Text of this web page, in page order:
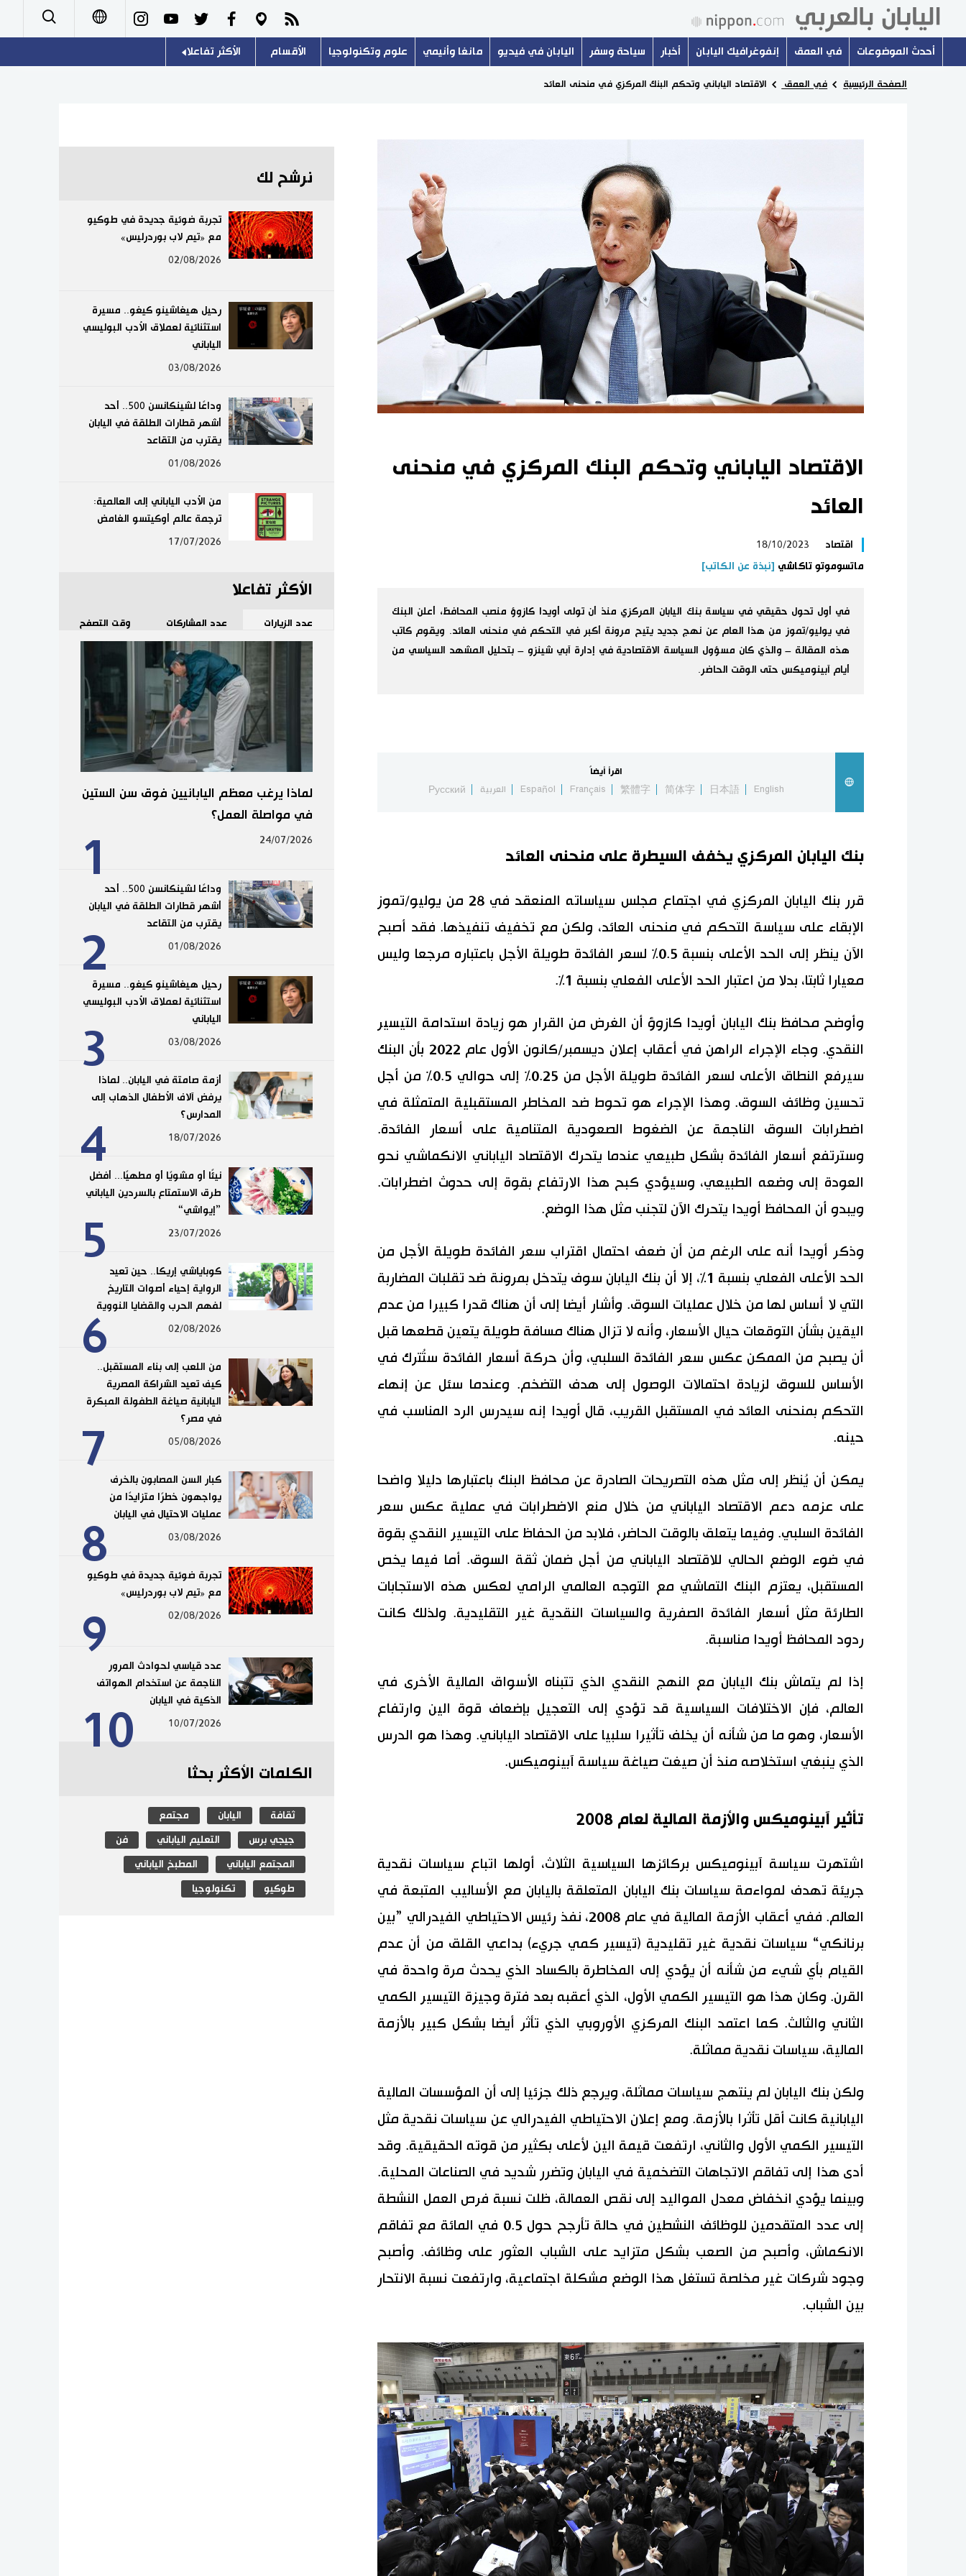
أحدث الموضوعات في العمق إنفوغرافيك اليابان أخبار سياحة وسفر اليابان في فيديو مانغا وأنيمي علوم وتكنولوجيا الأقسام
اقتصاد
ثقافة
لايف ستايل
إعلان
الأكثر تفاعلا
الصفحة الرئيسية في العمق الاقتصاد الياباني وتحكم البنك المركزي في منحنى العائد
الاقتصاد الياباني وتحكم البنك المركزي في منحنى
العائد
اقتصاد
18/10/2023
ماتسوموتو تاكاشي [نبذة عن الكاتب]
في أول تحول حقيقي في سياسة بنك اليابان المركزي منذ أن تولى أويدا كازوؤ منصب المحافظ، أعلن البنك
في يوليو/تموز من هذا العام عن نهج جديد يتيح مرونة أكبر في التحكم في منحنى العائد. ويقوم كاتب
هذه المقالة – والذي كان مسؤول السياسة الاقتصادية في إدارة آبي شينزو – بتحليل المشهد السياسي من
أيام آبينوميكس حتى الوقت الحاضر.
اقرأ أيضاً
English
日本語
简体字
繁體字
Français
Español العربية Русский
بنك اليابان المركزي يخفف السيطرة على منحنى العائد
قرر بنك اليابان المركزي في اجتماع مجلس سياساته المنعقد في 28 من يوليو/تموز
الإبقاء على سياسة التحكم في منحنى العائد، ولكن مع تخفيف تنفيذها. فقد أصبح
الآن ينظر إلى الحد الأعلى بنسبة 0.5% لسعر الفائدة طويلة الأجل باعتباره مرجعا وليس
معيارا ثابتا، بدلا من اعتبار الحد الأعلى الفعلي بنسبة 1%.
وأوضح محافظ بنك اليابان أويدا كازوؤ أن الغرض من القرار هو زيادة استدامة التيسير
النقدي. وجاء الإجراء الراهن في أعقاب إعلان ديسمبر/كانون الأول عام 2022 بأن البنك
سيرفع النطاق الأعلى لسعر الفائدة طويلة الأجل من 0.25% إلى حوالي 0.5% من أجل
تحسين وظائف السوق. وهذا الإجراء هو تحوط ضد المخاطر المستقبلية المتمثلة في
اضطرابات السوق الناجمة عن الضغوط الصعودية المتنامية على أسعار الفائدة.
وسترتفع أسعار الفائدة بشكل طبيعي عندما يتحرك الاقتصاد الياباني الانكماشي نحو
العودة إلى وضعه الطبيعي، وسيؤدي كبح هذا الارتفاع بقوة إلى حدوث اضطرابات.
ويبدو أن المحافظ أويدا يتحرك الآن لتجنب مثل هذا الوضع.
وذكر أويدا أنه على الرغم من أن ضعف احتمال اقتراب سعر الفائدة طويلة الأجل من
الحد الأعلى الفعلي بنسبة 1%، إلا أن بنك اليابان سوف يتدخل بمرونة ضد تقلبات المضاربة
التي لا أساس لها من خلال عمليات السوق. وأشار أيضا إلى أن هناك قدرا كبيرا من عدم
اليقين بشأن التوقعات حيال الأسعار، وأنه لا تزال هناك مسافة طويلة يتعين قطعها قبل
أن يصبح من الممكن عكس سعر الفائدة السلبي، وأن حركة أسعار الفائدة ستُترك في
الأساس للسوق لزيادة احتمالات الوصول إلى هدف التضخم. وعندما سئل عن إنهاء
التحكم بمنحنى العائد في المستقبل القريب، قال أويدا إنه سيدرس الرد المناسب في
حينه.
يمكن أن يُنظر إلى مثل هذه التصريحات الصادرة عن محافظ البنك باعتبارها دليلا واضحا
على عزمه دعم الاقتصاد الياباني من خلال منع الاضطرابات في عملية عكس سعر
الفائدة السلبي. وفيما يتعلق بالوقت الحاضر، فلابد من الحفاظ على التيسير النقدي بقوة
في ضوء الوضع الحالي للاقتصاد الياباني من أجل ضمان ثقة السوق. أما فيما يخص
المستقبل، يعتزم البنك التماشي مع التوجه العالمي الرامي لعكس هذه الاستجابات
الطارئة مثل أسعار الفائدة الصفرية والسياسات النقدية غير التقليدية. ولذلك كانت
ردود المحافظ أويدا مناسبة.
إذا لم يتماش بنك اليابان مع النهج النقدي الذي تتبناه الأسواق المالية الأخرى في
العالم، فإن الاختلافات السياسية قد تؤدي إلى التعجيل بإضعاف قوة الين وارتفاع
الأسعار، وهو ما من شأنه أن يخلف تأثيرا سلبيا على الاقتصاد الياباني. وهذا هو الدرس
الذي ينبغي استخلاصه منذ أن صيغت صياغة سياسة آبينوميكس.
تأثير آبينوميكس والأزمة المالية لعام 2008
اشتهرت سياسة آبينوميكس بركائزها السياسية الثلاث، أولها اتباع سياسات نقدية
جريئة تهدف لمواءمة سياسات بنك اليابان المتعلقة باليابان مع الأساليب المتبعة في
العالم. ففي أعقاب الأزمة المالية في عام 2008، نفذ رئيس الاحتياطي الفيدرالي ”بين
برنانكي“ سياسات نقدية غير تقليدية (تيسير كمي جريء) بداعي القلق من أن عدم
القيام بأي شيء من شأنه أن يؤدي إلى المخاطرة بالكساد الذي يحدث مرة واحدة في
القرن. وكان هذا هو التيسير الكمي الأول، الذي أعقبه بعد فترة وجيزة التيسير الكمي
الثاني والثالث. كما اعتمد البنك المركزي الأوروبي الذي تأثر أيضا بشكل كبير بالأزمة
المالية، سياسات نقدية مماثلة.
ولكن بنك اليابان لم ينتهج سياسات مماثلة، ويرجع ذلك جزئيا إلى أن المؤسسات المالية
اليابانية كانت أقل تأثرا بالأزمة. ومع إعلان الاحتياطي الفيدرالي عن سياسات نقدية مثل
التيسير الكمي الأول والثاني، ارتفعت قيمة الين لأعلى بكثير من قوته الحقيقية. وقد
أدى هذا إلى تفاقم الاتجاهات التضخمية في اليابان وتضرر شديد في الصناعات المحلية.
وبينما يؤدي انخفاض معدل المواليد إلى نقص العمالة، ظلت نسبة فرص العمل النشطة
إلى عدد المتقدمين للوظائف النشطين في حالة تأرجح حول 0.5 في المائة مع تفاقم
الانكماش، وأصبح من الصعب بشكل متزايد على الشباب العثور على وظائف. وأصبح
وجود شركات غير مخلصة تستغل هذا الوضع مشكلة اجتماعية، وارتفعت نسبة الانتحار
بين الشباب.
نرشح لك
تجربة ضوئية جديدة في طوكيو
مع «تيم لاب بوردرليس»
02/08/2026
رحيل هيغاشينو كيغو.. مسيرة
استثنائية لعملاق الأدب البوليسي
الياباني
03/08/2026
وداعًا لشينكانسن 500.. أحد
أشهر قطارات الطلقة في اليابان
يقترب من التقاعد
01/08/2026
من الأدب الياباني إلى العالمية:
ترجمة عالم أوكيتسو الغامض
17/07/2026
الأكثر تفاعلا
عدد الزيارات عدد المشاركات وقت التصفح
1
لماذا يرغب معظم اليابانيين فوق سن الستين
في مواصلة العمل؟
24/07/2026
2
وداعًا لشينكانسن 500.. أحد
أشهر قطارات الطلقة في اليابان
يقترب من التقاعد
01/08/2026
3
رحيل هيغاشينو كيغو.. مسيرة
استثنائية لعملاق الأدب البوليسي
الياباني
03/08/2026
4
أزمة صامتة في اليابان.. لماذا
يرفض آلاف الأطفال الذهاب إلى
المدارس؟
18/07/2026
5
نيئًا أو مشويًا أو مطهيًا... أفضل
طرق الاستمتاع بالسردين الياباني
”إيواشي“
23/07/2026
6
كوباياشي إريكا.. حين تعيد
الرواية إحياء أصوات التاريخ
لفهم الحرب والقضايا النووية
02/08/2026
7
من اللعب إلى بناء المستقبل..
كيف تعيد الشراكة المصرية
اليابانية صياغة الطفولة المبكرة
في مصر؟
05/08/2026
8
كبار السن المصابون بالخرف
يواجهون خطرًا متزايدًا من
عمليات الاحتيال في اليابان
03/08/2026
9
تجربة ضوئية جديدة في طوكيو
مع «تيم لاب بوردرليس»
02/08/2026
10
عدد قياسي لحوادث المرور
الناجمة عن استخدام الهواتف
الذكية في اليابان
10/07/2026
الكلمات الأكثر بحثا
ثقافة اليابان مجتمع
جيجي برس التعليم الياباني فن
المجتمع الياباني المطبخ الياباني
طوكيو تكنولوجيا